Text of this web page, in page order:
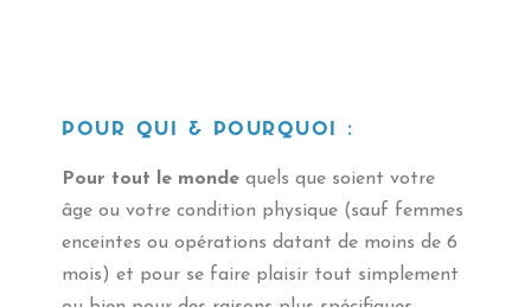
POUR QUI & POURQUOI :
Pour tout le monde quels que soient votre
âge ou votre condition physique (sauf femmes
enceintes ou opérations datant de moins de 6
mois) et pour se faire plaisir tout simplement